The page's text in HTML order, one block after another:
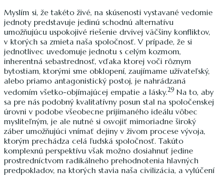
Myslím si, že takéto živé, na skúsenosti vystavané vedomie
jednoty predstavuje jedinú schodnú alternatívu
umožňujúcu uspokojivé riešenie drvivej väčšiny konfliktov,
v ktorých sa zmieta naša spoločnosť. V prípade, že si
jednotlivec uvedomuje jednotu s celým kozmom,
inherentná sebastrednosť, vďaka ktorej voči rôznym
bytostiam, ktorými sme obklopení, zaujímame užívateľský,
alebo priamo antagonistický postoj, je nahrádzaná
vedomím všetko-objímajúcej empatie a lásky.29 Na to, aby
sa pre nás podobný kvalitatívny posun stal na spoločenskej
úrovni v podobe všeobecne prijímaného ideálu vôbec
mysliteľným, je ale nutné si osvojiť mimoriadne široký
záber umožňujúci vnímať dejiny v živom procese vývoja,
ktorým prechádza celá ľudská spoločnosť. Takúto
komplexnú perspektívu však možno dosiahnuť jedine
prostredníctvom radikálneho prehodnotenia hlavných
predpokladov, na ktorých stavia naša civilizácia, a vylúčení